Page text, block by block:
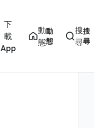
下
載
App
動
態
動
態
搜
尋
搜
尋